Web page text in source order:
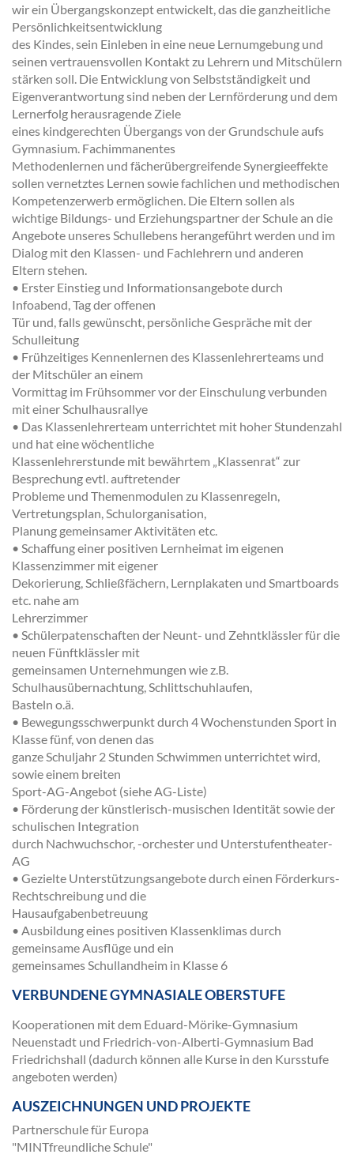
wir ein Übergangskonzept entwickelt, das die ganzheitliche
Persönlichkeitsentwicklung
des Kindes, sein Einleben in eine neue Lernumgebung und
seinen vertrauensvollen Kontakt zu Lehrern und Mitschülern
stärken soll. Die Entwicklung von Selbstständigkeit und
Eigenverantwortung sind neben der Lernförderung und dem
Lernerfolg herausragende Ziele
eines kindgerechten Übergangs von der Grundschule aufs
Gymnasium. Fachimmanentes
Methodenlernen und fächerübergreifende Synergieeffekte
sollen vernetztes Lernen sowie fachlichen und methodischen
Kompetenzerwerb ermöglichen. Die Eltern sollen als
wichtige Bildungs- und Erziehungspartner der Schule an die
Angebote unseres Schullebens herangeführt werden und im
Dialog mit den Klassen- und Fachlehrern und anderen
Eltern stehen.
• Erster Einstieg und Informationsangebote durch
Infoabend, Tag der offenen
Tür und, falls gewünscht, persönliche Gespräche mit der
Schulleitung
• Frühzeitiges Kennenlernen des Klassenlehrerteams und
der Mitschüler an einem
Vormittag im Frühsommer vor der Einschulung verbunden
mit einer Schulhausrallye
• Das Klassenlehrerteam unterrichtet mit hoher Stundenzahl
und hat eine wöchentliche
Klassenlehrerstunde mit bewährtem „Klassenrat“ zur
Besprechung evtl. auftretender
Probleme und Themenmodulen zu Klassenregeln,
Vertretungsplan, Schulorganisation,
Planung gemeinsamer Aktivitäten etc.
• Schaffung einer positiven Lernheimat im eigenen
Klassenzimmer mit eigener
Dekorierung, Schließfächern, Lernplakaten und Smartboards
etc. nahe am
Lehrerzimmer
• Schülerpatenschaften der Neunt- und Zehntklässler für die
neuen Fünftklässler mit
gemeinsamen Unternehmungen wie z.B.
Schulhausübernachtung, Schlittschuhlaufen,
Basteln o.ä.
• Bewegungsschwerpunkt durch 4 Wochenstunden Sport in
Klasse fünf, von denen das
ganze Schuljahr 2 Stunden Schwimmen unterrichtet wird,
sowie einem breiten
Sport-AG-Angebot (siehe AG-Liste)
• Förderung der künstlerisch-musischen Identität sowie der
schulischen Integration
durch Nachwuchschor, -orchester und Unterstufentheater-
AG
• Gezielte Unterstützungsangebote durch einen Förderkurs-
Rechtschreibung und die
Hausaufgabenbetreuung
• Ausbildung eines positiven Klassenklimas durch
gemeinsame Ausflüge und ein
gemeinsames Schullandheim in Klasse 6
VERBUNDENE GYMNASIALE OBERSTUFE
Kooperationen mit dem Eduard-Mörike-Gymnasium
Neuenstadt und Friedrich-von-Alberti-Gymnasium Bad
Friedrichshall (dadurch können alle Kurse in den Kursstufe
angeboten werden)
AUSZEICHNUNGEN UND PROJEKTE
Partnerschule für Europa
"MINTfreundliche Schule"